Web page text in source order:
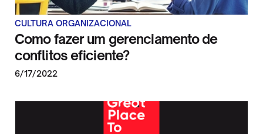
CULTURA ORGANIZACIONAL
Como fazer um gerenciamento de
conflitos eficiente?
6/17/2022